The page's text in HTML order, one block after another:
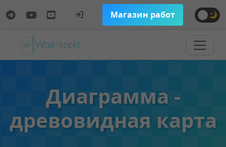
Магазин работ
Диаграмма -
древовидная карта